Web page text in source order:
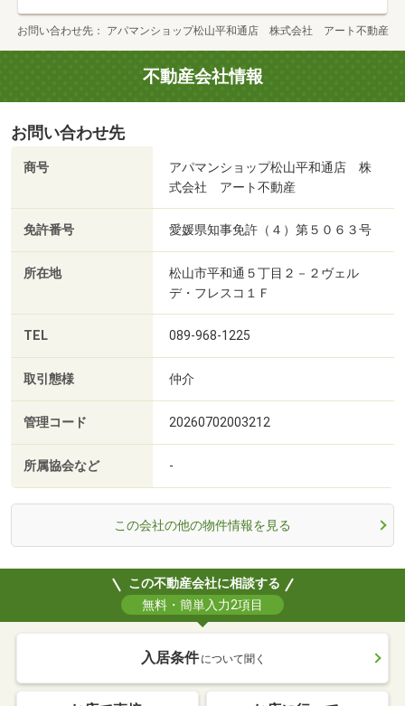
お問い合わせ先 アパマンショップ松山平和通店 株式会社 アート不動産
不動産会社情報
お問い合わせ先
商号
アパマンショップ松山平和通店 株
式会社 アート不動産
免許番号 愛媛県知事免許（４）第５０６３号
所在地
松山市平和通５丁目２－２ヴェル
デ・フレスコ１Ｆ
TEL 089-968-1225
取引態様 仲介
管理コード 20260702003212
所属協会など -
この会社の他の物件情報を見る
この不動産会社に相談する
無料・簡単入力2項目
入居条件 について聞く